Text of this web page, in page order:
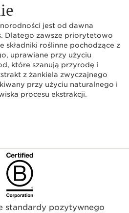
jest od dawna
Dlatego zawsze priorytetowo
składniki roślinne pochodzące z
uprawiane przy użyciu
które szanują przyrodę i
z żankiela zwyczajnego
przy użyciu naturalnego i
procesu ekstrakcji.
standardy pozytywnego